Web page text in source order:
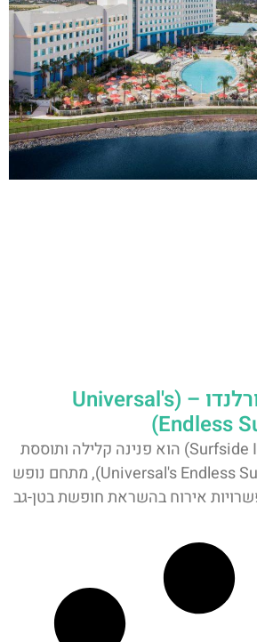
סרפסייד אין אורלנדו – (Universal's
Endless
מלון (Surfside Inn and Suites) הוא פנינה קלילה ותוססת
בתוך (Universal's Endless Summer Resort), מתחם נופש
אירוח בהשראת חופשת בטן-גב